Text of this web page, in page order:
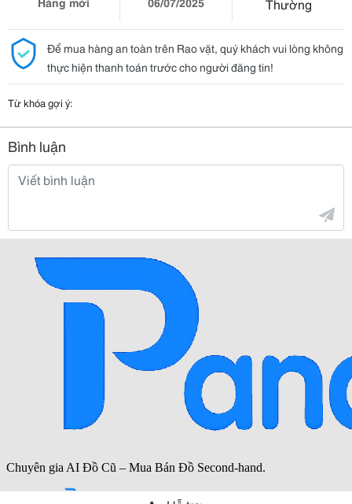
Để mua hàng an toàn trên Rao vặt, quý khách vui lòng không
thực hiện thanh toán trước cho người đăng tin!
Từ khóa gợi ý:
Bình luận